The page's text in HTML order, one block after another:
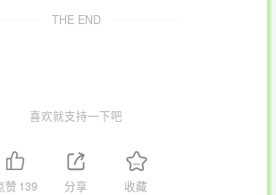
THE END
喜欢就支持一下吧
赞 139 分享 收藏